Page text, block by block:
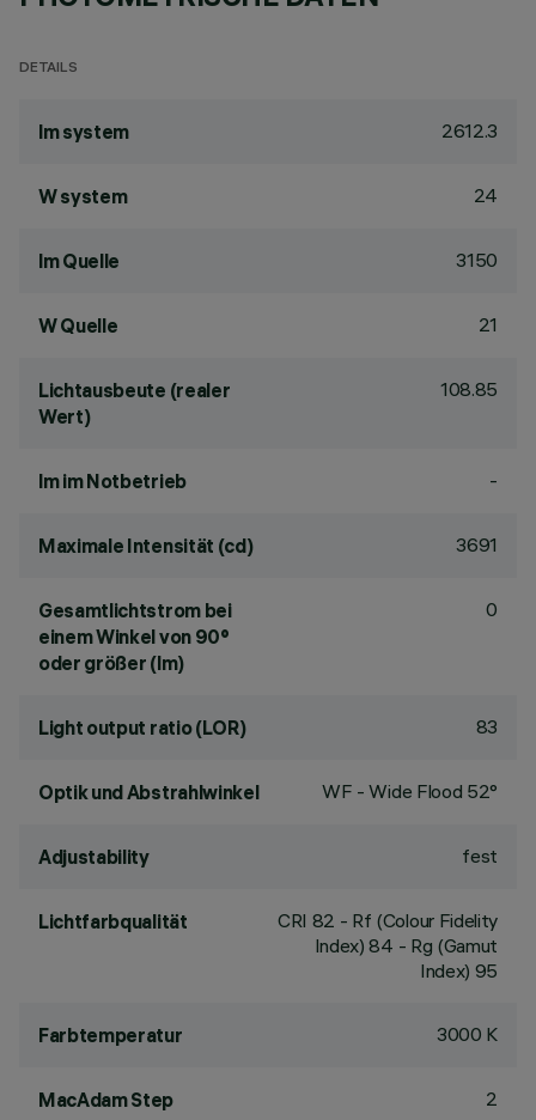
DETAILS
lm system 2612.3
W system 24
lm Quelle 3150
W Quelle 21
Lichtausbeute (realer
Wert)
108.85
lm im Notbetrieb -
Maximale Intensität (cd) 3691
Gesamtlichtstrom bei
einem Winkel von 90°
oder größer (lm)
0
Light output ratio (LOR) 83
Optik und Abstrahlwinkel WF - Wide Flood 52°
Adjustability fest
Lichtfarbqualität CRI 82 - Rf (Colour Fidelity
Index) 84 - Rg (Gamut
Index) 95
Farbtemperatur 3000 K
MacAdam Step 2